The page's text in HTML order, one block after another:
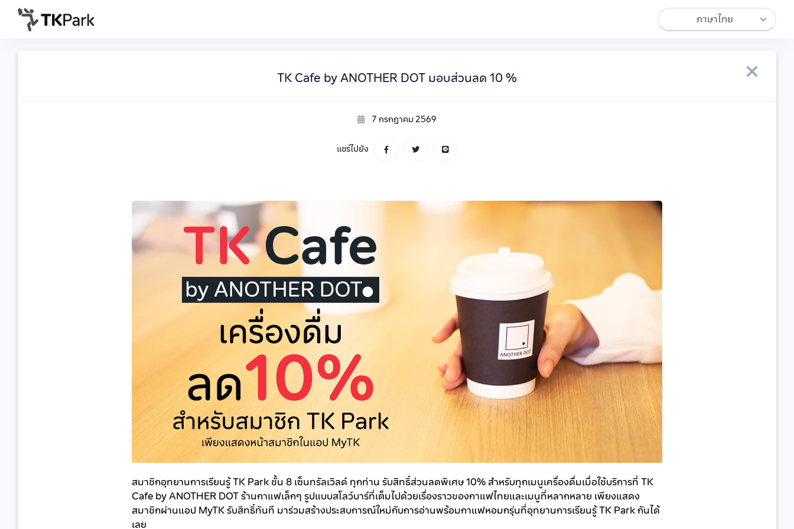
TK Cafe by ANOTHER DOT มอบส่วนลด 10 %
7 กรกฎาคม 2569
แชร์ไปยัง
สมาชิกอุทยานการเรียนรู้ TK Park ชั้น 8 เซ็นทรัลเวิลด์ ทุกท่าน รับสิทธิ์ส่วนลดพิเศษ 10% สำหรับทุกเมนูเครื่องดื่มเมื่อใช้บริการที่ TK
Cafe by ANOTHER DOT ร้านกาแฟเล็กๆ รูปแบบสโลว์บาร์ที่เต็มไปด้วยเรื่องราวของกาแฟไทยและเมนูที่หลากหลาย เพียงแสดง
สมาชิกผ่านแอป MyTK รับสิทธิ์ทันที มาร่วมสร้างประสบการณ์ใหม่กับการอ่านพร้อมกาแฟหอมกรุ่นที่อุทยานการเรียนรู้ TK Park กันได้
เลย